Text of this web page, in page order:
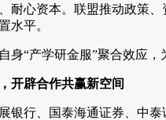
耐心资本。联盟推动政策
水平。
身“产学研金服”聚合效应，
开辟合作共赢新空间
银行、国泰海通证券、中